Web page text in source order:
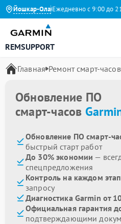
Йошкар-Ола
на Яндекс Ежедневно с 9:00 до
REMSUPPORT
Главная Ремонт смарт-часов
Обновление ПО
смарт-часов
Обновление ПО смарт-
быстрый старт работ
До 30% экономии —
спецпредложения
Контроль на каждом
запросу
Диагностика Garmin от
Официальная гарантия
подтверждающими